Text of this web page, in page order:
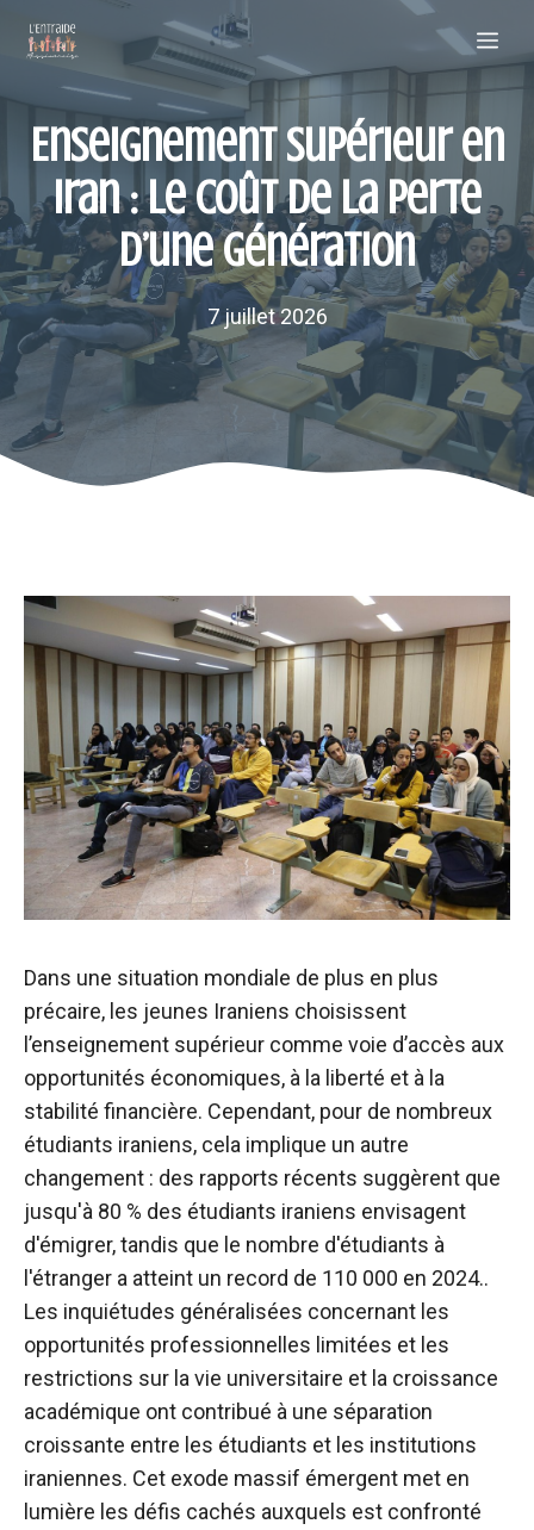
contenu
Enseignement supérieur en
Iran : le coût de la perte
d’une génération
7 juillet 2026
Dans une situation mondiale de plus en plus
précaire, les jeunes Iraniens choisissent
l’enseignement supérieur comme voie d’accès aux
opportunités économiques, à la liberté et à la
stabilité financière. Cependant, pour de nombreux
étudiants iraniens, cela implique un autre
changement : des rapports récents suggèrent que
jusqu'à 80 % des étudiants iraniens envisagent
d'émigrer, tandis que le nombre d'étudiants à
l'étranger a atteint un record de 110 000 en 2024..
Les inquiétudes généralisées concernant les
opportunités professionnelles limitées et les
restrictions sur la vie universitaire et la croissance
académique ont contribué à une séparation
croissante entre les étudiants et les institutions
iraniennes. Cet exode massif émergent met en
lumière les défis cachés auxquels est confronté